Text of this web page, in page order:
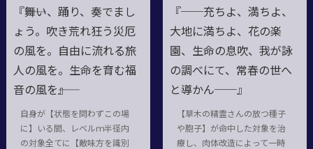
『――舞い、踊り、奏でまし
ょう。吹き荒れ狂う災厄
の風を。自由に流れる旅
人の風を。生命を育む福
音の風を――』
自身が【状態を問わずこの場
に】いる間、レベルｍ半径内
の対象全てに【敵味方を識別
『──充ちよ、満ちよ、
大地に満ちよ、花の楽
園、生命の息吹、我が詠
の調べにて、常春の世へ
と導かん──』
【草木の精霊さんの放つ種子
や胞子】が命中した対象を治
療し、肉体改造によって一時